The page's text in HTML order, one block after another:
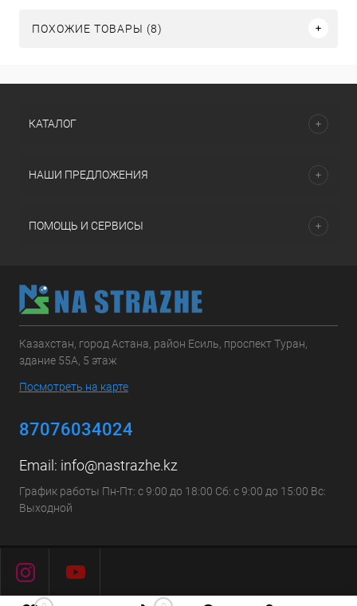
ПОХОЖИЕ ТОВАРЫ (8)
КАТАЛОГ
НАШИ ПРЕДЛОЖЕНИЯ
ПОМОЩЬ И СЕРВИСЫ
Казахстан, город Астана, район Есиль, проспект Туран,
здание 55А, 5 этаж
Посмотреть на карте
87076034024
Email: info@nastrazhe.kz
График работы Пн-Пт: с 9:00 до 18:00 Сб: с 9:00 до 15:00 Вс:
Выходной